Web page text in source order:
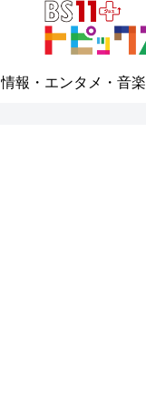
情報・エンタメ・音楽